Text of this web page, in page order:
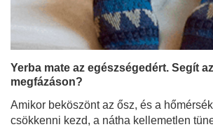
Yerba mate az egészségedért. Segít
megfázáson?
Amikor beköszönt az ősz, és a
csökkenni kezd, a nátha kellemetlen